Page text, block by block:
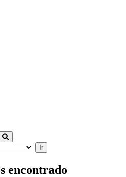
Ir
encontrado